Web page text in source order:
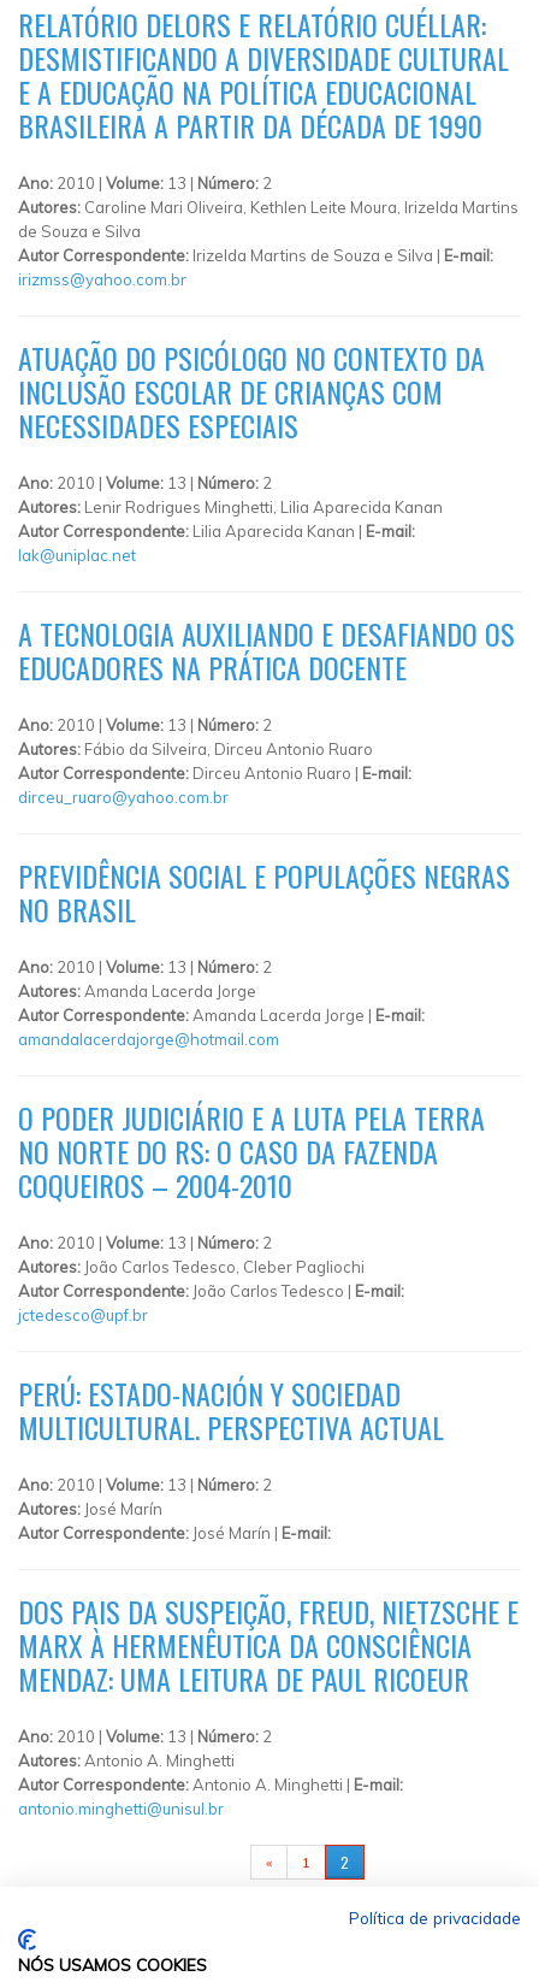
RELATÓRIO DELORS E RELATÓRIO CUÉLLAR:
DESMISTIFICANDO A DIVERSIDADE CULTURAL
E A EDUCAÇÃO NA POLÍTICA EDUCACIONAL
BRASILEIRA A PARTIR DA DÉCADA DE 1990
Ano: 2010 | Volume: 13 | Número: 2
Autores: Caroline Mari Oliveira, Kethlen Leite Moura, Irizelda Martins
de Souza e Silva
Autor Correspondente: Irizelda Martins de Souza e Silva | E-mail:
irizmss@yahoo.com.br
ATUAÇÃO DO PSICÓLOGO NO CONTEXTO DA
INCLUSÃO ESCOLAR DE CRIANÇAS COM
NECESSIDADES ESPECIAIS
Ano: 2010 | Volume: 13 | Número: 2
Autores: Lenir Rodrigues Minghetti, Lilia Aparecida Kanan
Autor Correspondente: Lilia Aparecida Kanan | E-mail:
lak@uniplac.net
A TECNOLOGIA AUXILIANDO E DESAFIANDO OS
EDUCADORES NA PRÁTICA DOCENTE
Ano: 2010 | Volume: 13 | Número: 2
Autores: Fábio da Silveira, Dirceu Antonio Ruaro
Autor Correspondente: Dirceu Antonio Ruaro | E-mail:
dirceu_ruaro@yahoo.com.br
PREVIDÊNCIA SOCIAL E POPULAÇÕES NEGRAS
NO BRASIL
Ano: 2010 | Volume: 13 | Número: 2
Autores:Amanda Lacerda Jorge
Autor Correspondente:Amanda Lacerda Jorge | E-mail:
amandalacerdajorge@hotmail.com
O PODER JUDICIÁRIO E A LUTA PELA TERRA
NO NORTE DO RS: O CASO DA FAZENDA
COQUEIROS – 2004-2010
Ano: 2010 | Volume: 13 | Número: 2
Autores: João Carlos Tedesco, Cleber Pagliochi
Autor Correspondente: João Carlos Tedesco | E-mail:
jctedesco@upf.br
PERÚ: ESTADO-NACIÓN Y SOCIEDAD
MULTICULTURAL. PERSPECTIVA ACTUAL
Ano: 2010 | Volume: 13 | Número: 2
Autores: José Marín
Autor Correspondente: José Marín | E-mail:
DOS PAIS DA SUSPEIÇÃO, FREUD, NIETZSCHE E
MARX À HERMENÊUTICA DA CONSCIÊNCIA
MENDAZ: UMA LEITURA DE PAUL RICOEUR
Ano: 2010 | Volume: 13 | Número: 2
Autores:Antonio A. Minghetti
Autor Correspondente:Antonio A. Minghetti | E-mail:
antonio.minghetti@unisul.br
« 1 2
Política de privacidade
NÓS USAMOS COOKIES